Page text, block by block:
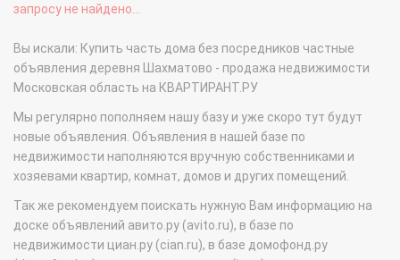
запросу не найдено...
Вы искали: Купить часть дома без посредников частные
объявления деревня Шахматово - продажа недвижимости
Московская область на КВАРТИРАНТ.РУ
Мы регулярно пополняем нашу базу и уже скоро тут будут
новые объявления. Объявления в нашей базе по
недвижимости наполняются вручную собственниками и
хозяевами квартир, комнат, домов и других помещений.
Так же рекомендуем поискать нужную Вам информацию на
доске объявлений авито.ру (avito.ru), в базе по
недвижимости циан.ру (cian.ru), в базе домофонд.ру